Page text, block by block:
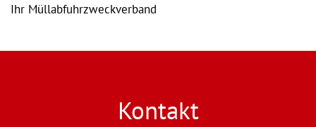
Ihr Müllabfuhrzweckverband
Kontakt